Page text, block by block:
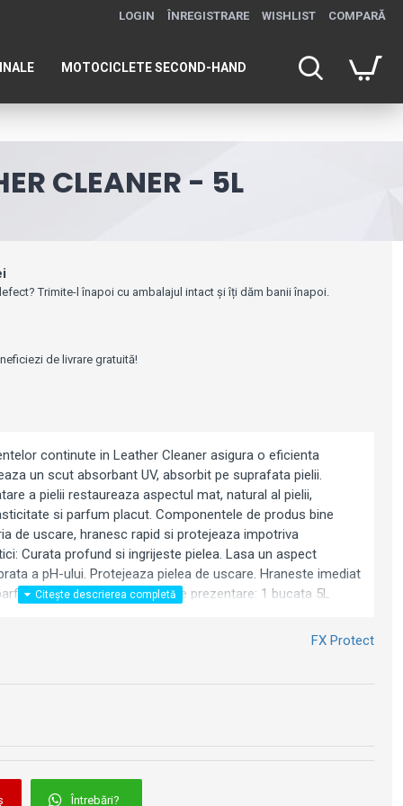
LOGIN ÎNREGISTRARE WISHLIST COMPARĂ
MOTOCICLETE SECOND-HAND
CLEANER - 5L
de livrare gratuită!
Trimite-l înapoi cu ambalajul intact și îți dăm banii înapoi.
continute in Leather Cleaner asigura o eficienta
un scut absorbant UV, absorbit pe suprafata pielii.
a pielii restaureaza aspectul mat, natural al pielii,
si parfum placut. Componentele de produs bine
de uscare, hranesc rapid si protejeaza impotriva
Curata profund si ingrijeste pielea. Lasa un aspect
a pH-ului. Protejeaza pielea de uscare. Hraneste imediat
placut, proaspat. Mod de prezentare: 1 bucata 5L
FX Protect
Întrebări?